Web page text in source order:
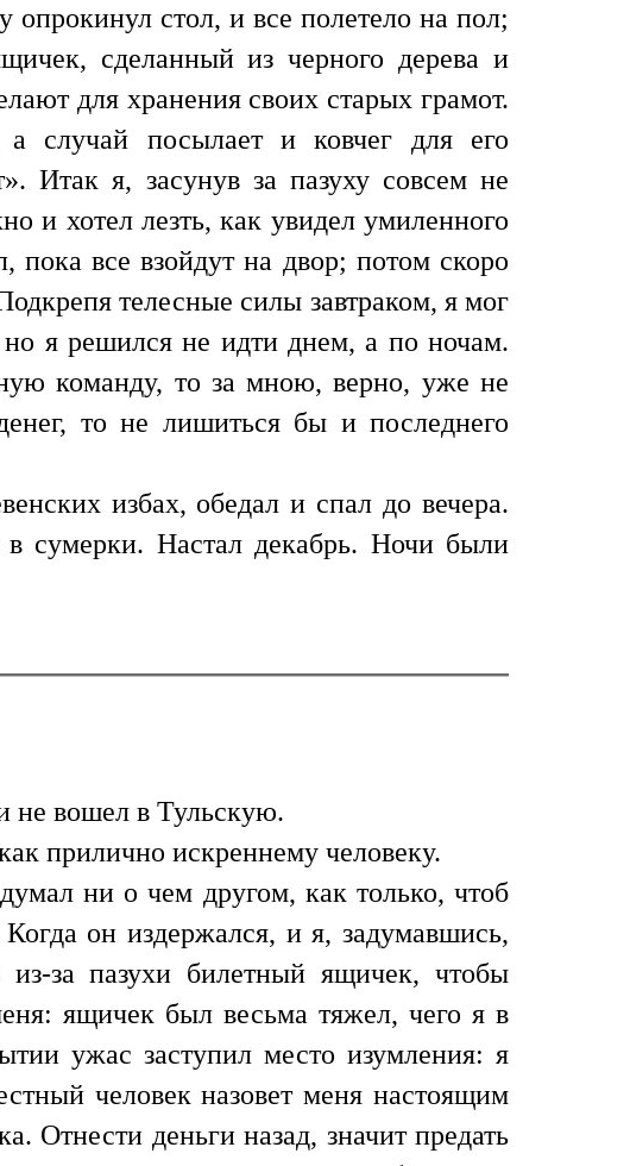
стол, и все полетело на пол;
сделанный из черного дерева и
для хранения своих старых грамот.
случай посылает и ковчег для его
Итак я, засунув за пазуху совсем не
и хотел лезть, как увидел умиленного
все взойдут на двор; потом скоро
телесные силы завтраком, я мог
я решился не идти днем, а по ночам.
команду, то за мною, верно, уже не
то не лишиться бы и последнего
избах, обедал и спал до вечера.
сумерки. Настал декабрь. Ночи были
не вошел в Тульскую.
прилично искреннему человеку.
ни о чем другом, как только, чтоб
он издержался, и я, задумавшись,
за пазухи билетный ящичек, чтобы
ящичек был весьма тяжел, чего я в
ужас заступил место изумления: я
человек назовет меня настоящим
Отнести деньги назад, значит предать